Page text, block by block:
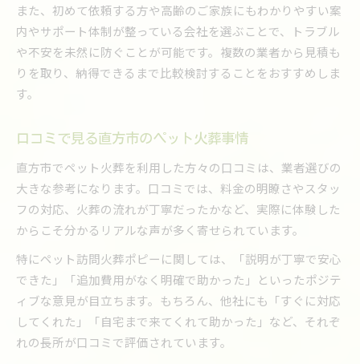
口コミを参考にした納得の選び方
ペット火葬を安心して依頼するポイント
口コミでわかる直方市ペット火葬の評判と実情
口コミで人気のペット火葬サービス比較
利用者の声で選ぶ納得の直方市ペット火葬
口コミを活かした後悔しない火葬選び方
経済的負担を抑えるペット火葬のヒントまとめ
ペット火葬費用を抑える具体的な方法
経済的負担の少ない火葬サービス活用術
ペット火葬にお金がない場合の対応策
直方市で利用できるお得な火葬プラン
費用負担を軽減する比較と選び方のコツ
また、初めて依頼する方や高齢のご家族にもわかりやすい案
内やサポート体制が整っている会社を選ぶことで、トラブル
や不安を未然に防ぐことが可能です。複数の業者から見積も
りを取り、納得できるまで比較検討することをおすすめしま
す。
口コミで見る直方市のペット火葬事情
直方市でペット火葬を利用した方々の口コミは、業者選びの
大きな参考になります。口コミでは、料金の明瞭さやスタッ
フの対応、火葬の流れが丁寧だったかなど、実際に体験した
からこそ分かるリアルな声が多く寄せられています。
特にペット訪問火葬ポピーに関しては、「説明が丁寧で安心
できた」「追加費用がなく明確で助かった」といったポジテ
ィブな意見が目立ちます。もちろん、他社にも「すぐに対応
してくれた」「自宅まで来てくれて助かった」など、それぞ
れの長所が口コミで評価されています。